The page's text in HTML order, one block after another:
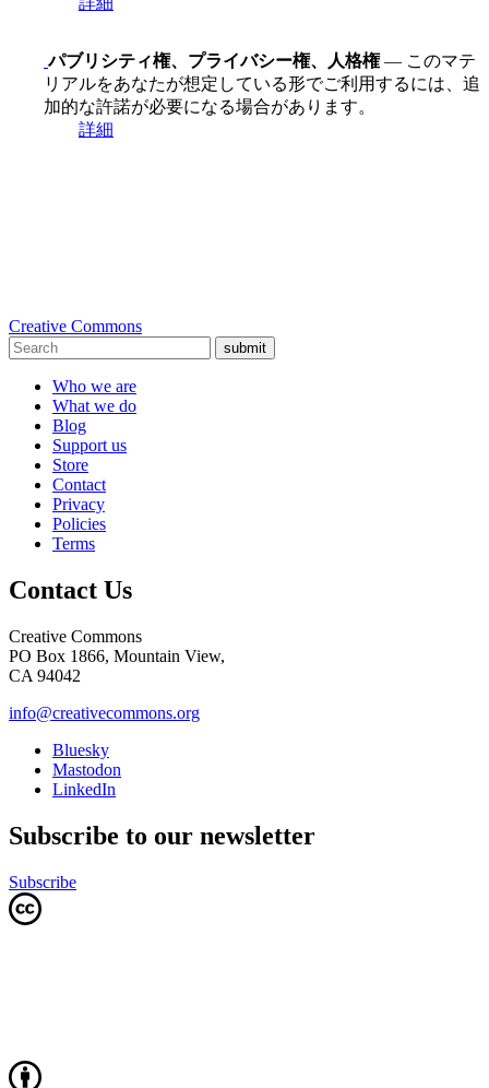
パブリシティ権、プライバシー権、人格権— このマテ
リアルをあなたが想定している形でご利用するには、追
加的な許諾が必要になる場合があります。
詳細
Creative Commons
submit
Who we are
What we do
Blog
Support us
Store
Contact
Privacy
Policies
Terms
Contact Us
Creative Commons
PO Box 1866, Mountain View,
CA 94042
info@creativecommons.org
Bluesky
Mastodon
LinkedIn
Subscribe to our newsletter
Subscribe